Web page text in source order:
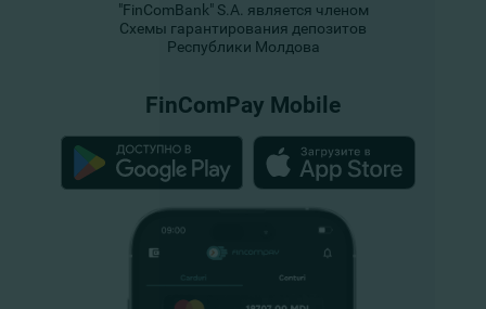
"FinComBank" S.A. является членом
Схемы гарантирования депозитов
Республики Молдова
FinComPay Mobile